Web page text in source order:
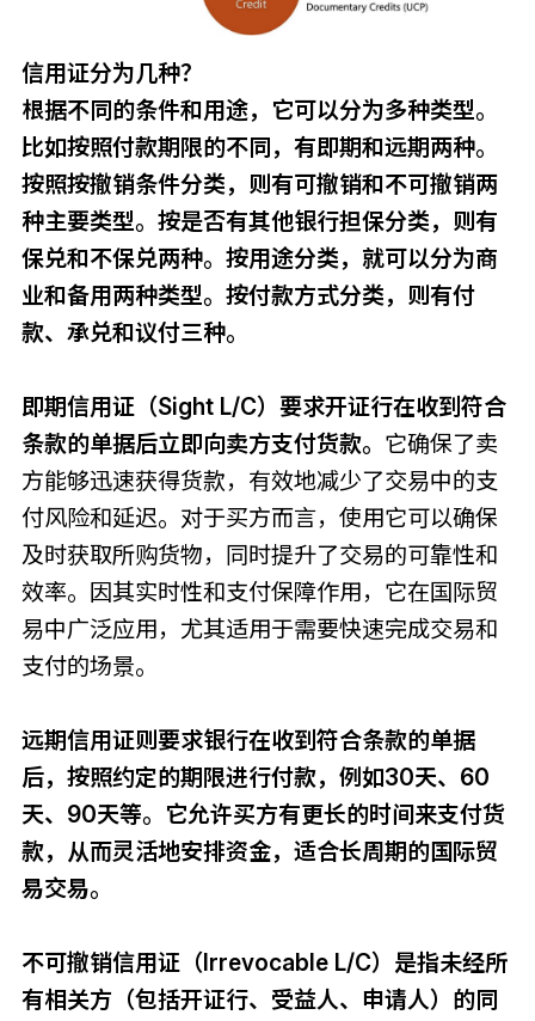
信用证分为几种？
根据不同的条件和用途，它可以分为多种类型。
比如按照付款期限的不同，有即期和远期两种。
按照按撤销条件分类，则有可撤销和不可撤销两
种主要类型。按是否有其他银行担保分类，则有
保兑和不保兑两种。按用途分类，就可以分为商
业和备用两种类型。按付款方式分类，则有付
款、承兑和议付三种。
即期信用证（Sight L/C）要求开证行在收到符合
条款的单据后立即向卖方支付货款。 它确保了卖
方能够迅速获得货款，有效地减少了交易中的支
付风险和延迟。对于买方而言，使用它可以确保
及时获取所购货物，同时提升了交易的可靠性和
效率。因其实时性和支付保障作用，它在国际贸
易中广泛应用，尤其适用于需要快速完成交易和
支付的场景。
远期信用证则要求银行在收到符合条款的单据
后，按照约定的期限进行付款，例如30天、60
天、90天等。它允许买方有更长的时间来支付货
款，从而灵活地安排资金，适合长周期的国际贸
易交易。
不可撤销信用证（Irrevocable L/C）是指未经所
有相关方（包括开证行、受益人、申请人）的同